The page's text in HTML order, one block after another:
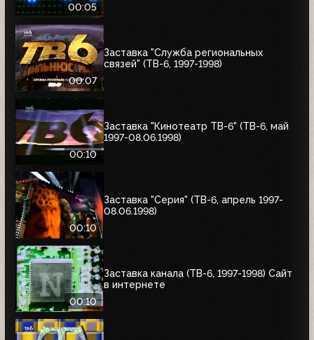
00:05
00:07
Заставка "Служба региональных
связей" (ТВ-6, 1997-1998)
00:10
Заставка "Кинотеатр ТВ-6" (ТВ-6, май
1997-08.06.1998)
00:10
Заставка "Серия" (ТВ-6, апрель 1997-
08.06.1998)
00:10
Заставка канала (ТВ-6, 1997-1998) Сайт
в интернете